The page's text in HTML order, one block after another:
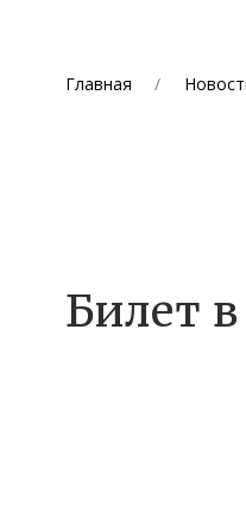
Главная
Билет